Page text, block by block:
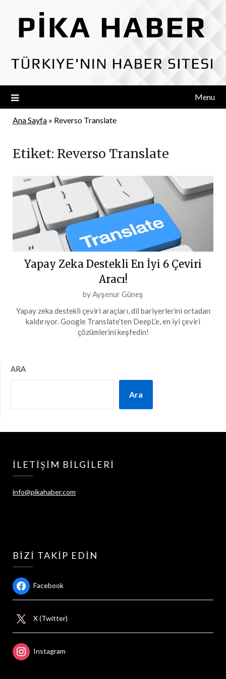
content
Menu
Ana Sayfa » Reverso Translate
Etiket: Reverso Translate
Yapay Zeka Destekli En İyi 6 Çeviri
Aracı!
Posted
21
Ağustos
byAyşenur Güneş
Yapay zeka destekli çeviri araçları, dil bariyerlerini ortadan
kaldırıyor. Google Translate’ten DeepL’e, en iyi çeviri
çözümlerini keşfedin!
ARA
Ara
İLETIŞIM BILGILERI
info@pikahaber.com
BIZI TAKIP EDIN
Facebook
X (Twitter)
Instagram